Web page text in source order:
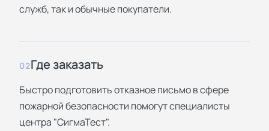
служб, так и обычные покупатели.
02Где заказать
Быстро подготовить отказное письмо в сфере
пожарной безопасности помогут специалисты
центра "СигмаТест".